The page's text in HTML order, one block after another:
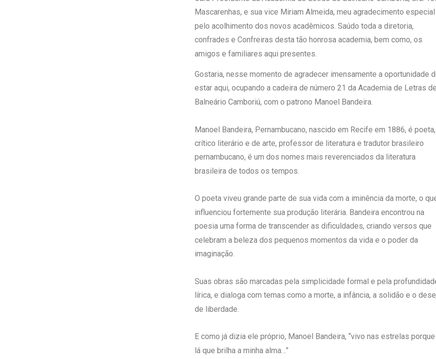
Mascarenhas, e sua vice Miriam Almeida, meu agradecimento especial
pelo acolhimento dos novos acadêmicos. Saúdo toda a diretoria,
confrades e Confreiras desta tão honrosa academia, bem como, os
amigos e familiares aqui presentes.
Gostaria, nesse momento de agradecer imensamente a oportunidade
estar aqui, ocupando a cadeira de número 21 da Academia de Letras de
Balneário Camboriú, com o patrono Manoel Bandeira.
Manoel Bandeira, Pernambucano, nascido em Recife em 1886, é poeta,
crítico literário e de arte, professor de literatura e tradutor brasileiro
pernambucano, é um dos nomes mais reverenciados da literatura
brasileira de todos os tempos.
O poeta viveu grande parte de sua vida com a iminência da morte, o
influenciou fortemente sua produção literária. Bandeira encontrou na
poesia uma forma de transcender as dificuldades, criando versos que
celebram a beleza dos pequenos momentos da vida e o poder da
imaginação.
Suas obras são marcadas pela simplicidade formal e pela
lírica, e dialoga com temas como a morte, a infância, a solidão e o
de liberdade.
E como já dizia ele próprio, Manoel Bandeira, “vivo nas estrelas
lá que brilha a minha alma…”